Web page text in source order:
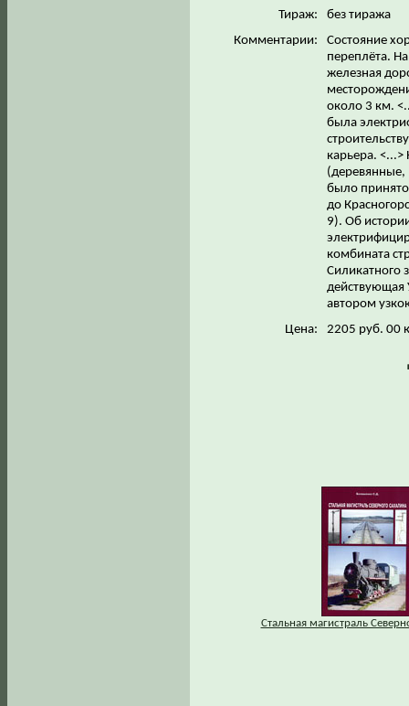
Тираж:
без тиража
Комментарии:
Состояние
переплёта.
железная
около 3 км.
была
карьера. <...>
(деревянные,
было
до
9). Об
комбината
Силикатного
автором
Цена:
2205 руб. 00
Стальная магистраль